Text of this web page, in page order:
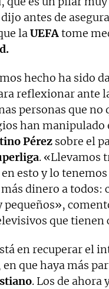
antes de
laUEFAtome
hecho ha sido
reflexionar ante
personas que no
han manipulado
Pérez sobre el
. «Llevamos
esto y lo
dinero a todos:
pequeños»,
que tienen
en recuperar el
que haya más
. Los de ahora